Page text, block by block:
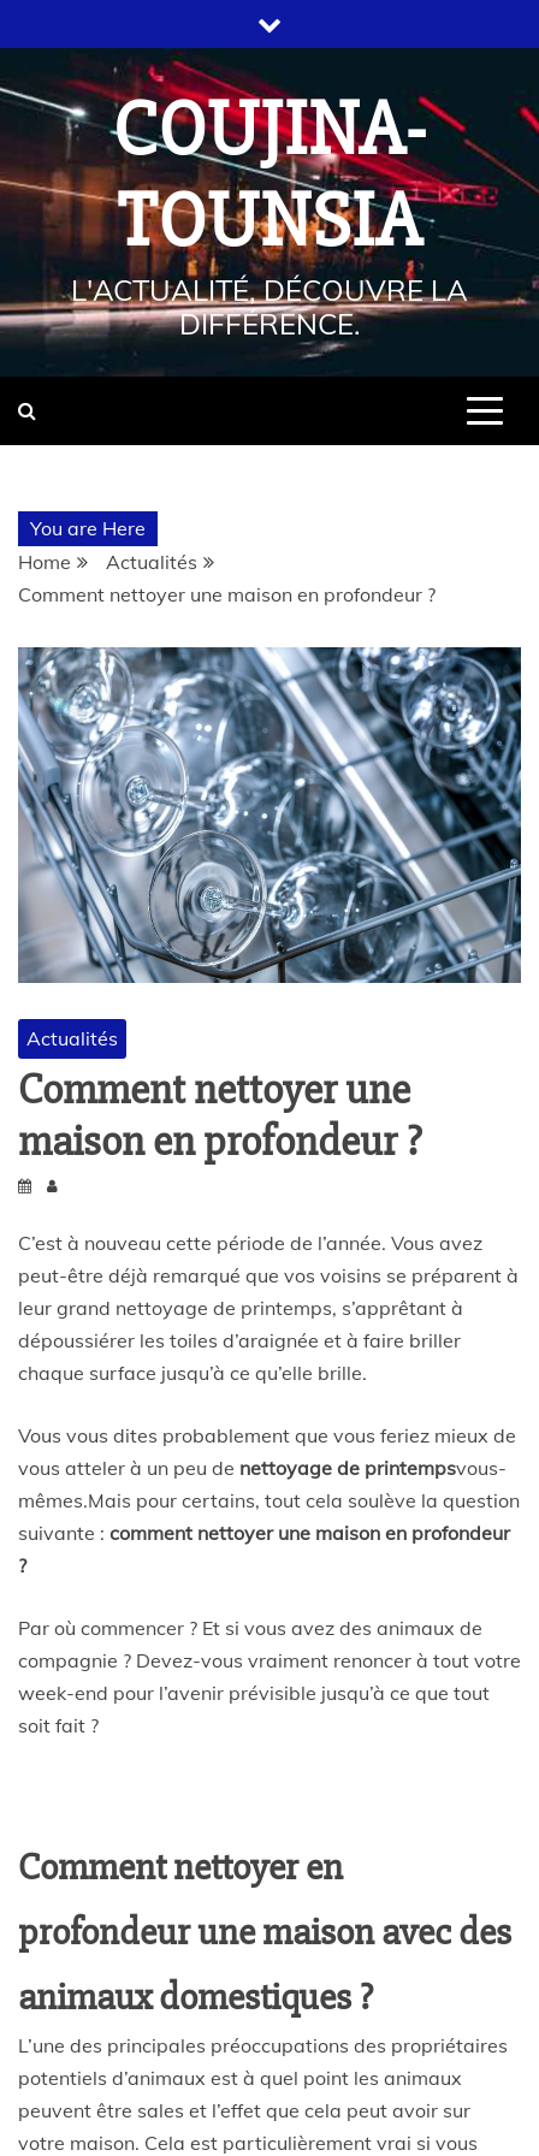
COUJINA-
TOUNSIA
L'ACTUALITÉ, DÉCOUVRE LA
DIFFÉRENCE.
You are Here
Home
Actualités
Comment nettoyer une maison en profondeur ?
Actualités
Comment nettoyer une
maison en profondeur ?
C’est à nouveau cette période de l’année. Vous avez
peut-être déjà remarqué que vos voisins se préparent à
leur grand nettoyage de printemps, s’apprêtant à
dépoussiérer les toiles d’araignée et à faire briller
chaque surface jusqu’à ce qu’elle brille.
Vous vous dites probablement que vous feriez mieux de
vous atteler à un peu de nettoyage de printempsvous-
mêmes.Mais pour certains, tout cela soulève la question
suivante : comment nettoyer une maison en profondeur
?
Par où commencer ? Et si vous avez des animaux de
compagnie ? Devez-vous vraiment renoncer à tout votre
week-end pour l’avenir prévisible jusqu’à ce que tout
soit fait ?
Comment nettoyer en
profondeur une maison avec des
animaux domestiques ?
L’une des principales préoccupations des propriétaires
potentiels d’animaux est à quel point les animaux
peuvent être sales et l’effet que cela peut avoir sur
votre maison. Cela est particulièrement vrai si vous